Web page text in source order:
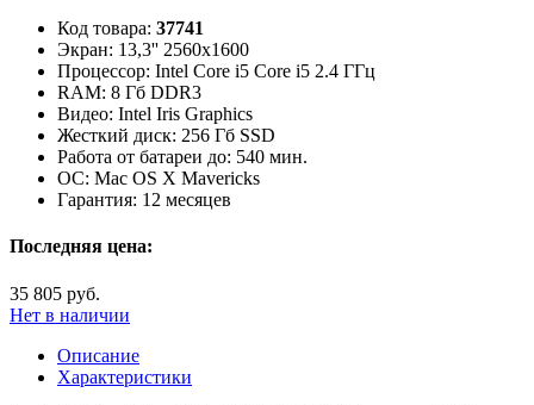
Код товара: 37741
Экран: 13,3'' 2560x1600
Процессор: Intel Core i5 Core i5 2.4 ГГц
RAM: 8 Гб DDR3
Видео: Intel Iris Graphics
Жесткий диск: 256 Гб SSD
Работа от батареи до: 540 мин.
ОС: Mac OS X Mavericks
Гарантия: 12 месяцев
Последняя цена:
35 805 руб.
Нет в наличии
Описание
Характеристики